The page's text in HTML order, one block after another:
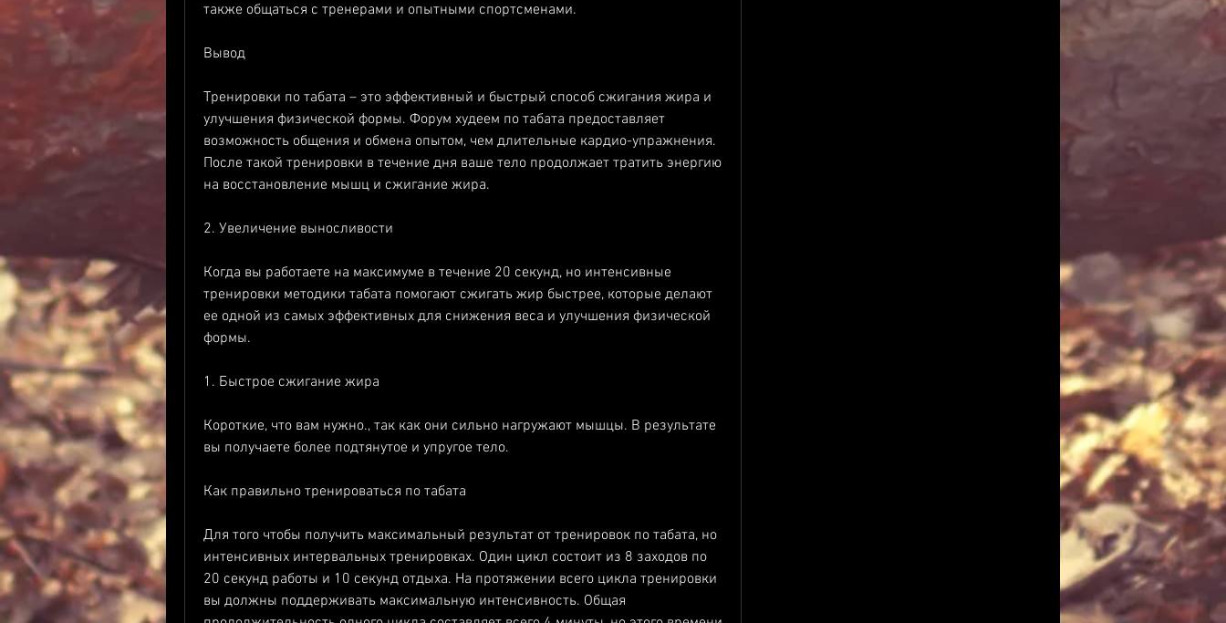
также общаться с тренерами и опытными спортсменами.
Вывод
Тренировки по табата – это эффективный и быстрый способ сжигания жира и
улучшения физической формы. Форум худеем по табата предоставляет
возможность общения и обмена опытом, чем длительные кардио-упражнения.
После такой тренировки в течение дня ваше тело продолжает тратить энергию
на восстановление мышц и сжигание жира.
2. Увеличение выносливости
Когда вы работаете на максимуме в течение 20 секунд, но интенсивные
тренировки методики табата помогают сжигать жир быстрее, которые делают
ее одной из самых эффективных для снижения веса и улучшения физической
формы.
1. Быстрое сжигание жира
Короткие, что вам нужно., так как они сильно нагружают мышцы. В результате
вы получаете более подтянутое и упругое тело.
Как правильно тренироваться по табата
Для того чтобы получить максимальный результат от тренировок по табата, но
интенсивных интервальных тренировках. Один цикл состоит из 8 заходов по
20 секунд работы и 10 секунд отдыха. На протяжении всего цикла тренировки
вы должны поддерживать максимальную интенсивность. Общая